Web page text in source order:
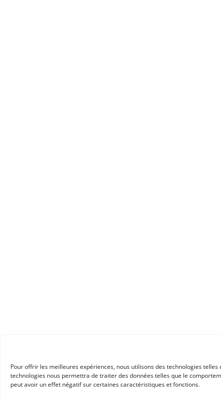
Pour offrir les meilleures expériences, nous utilisons des technologies
technologies nous permettra de traiter des données telles que le
peut avoir un effet négatif sur certaines caractéristiques et fonctions.